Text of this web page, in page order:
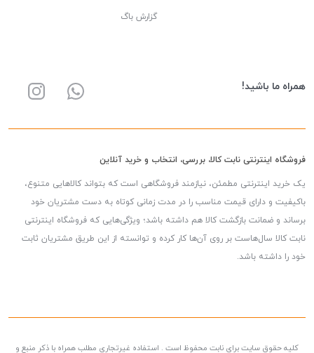
گزارش باگ
همراه ما باشید!
فروشگاه اینترنتی نابت کالا، بررسی، انتخاب و خرید آنلاین
یک خرید اینترنتی مطمئن، نیازمند فروشگاهی است که بتواند کالاهایی متنوع،
باکیفیت و دارای قیمت مناسب را در مدت زمانی کوتاه به دست مشتریان خود
برساند و ضمانت بازگشت کالا هم داشته باشد؛ ویژگی‌هایی که فروشگاه اینترنتی
نابت کالا سال‌هاست بر روی آن‌ها کار کرده و توانسته از این طریق مشتریان ثابت
خود را داشته باشد.
کلیه حقوق سایت برای نابت محفوظ است . استفاده غیرتجاری مطلب همراه با ذکر منبع و